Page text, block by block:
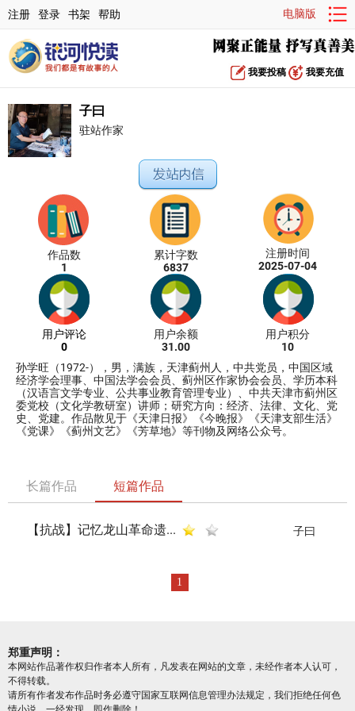
注册 登录 书架 帮助 电脑版
我要投稿 我要充值
子曰
驻站作家
作品数
1
累计字数
6837
注册时间
2025-07-04
用户评论
0
用户余额
31.00
用户积分
10
孙学旺（1972-），男，满族，天津蓟州人，中共党员，中国区域
经济学会理事、中国法学会会员、蓟州区作家协会会员、学历本科
（汉语言文学专业、公共事业教育管理专业）、中共天津市蓟州区
委党校（文化学教研室）讲师；研究方向：经济、法律、文化、党
史、党建。作品散见于《天津日报》《今晚报》《天津支部生活》
《党课》《蓟州文艺》《芳草地》等刊物及网络公众号。
长篇作品 短篇作品
【抗战】记忆龙山革命遗... 子曰
1
郑重声明：
本网站作品著作权归作者本人所有，凡发表在网站的文章，未经作者本人认可，
不得转载。
请所有作者发布作品时务必遵守国家互联网信息管理办法规定，我们拒绝任何色